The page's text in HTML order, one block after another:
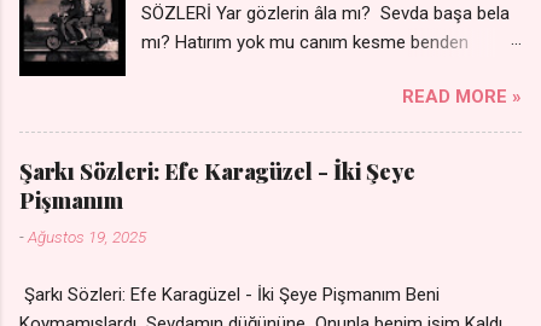
SÖZLERİ Yar gözlerin âla mı? Sevda başa bela
mı? Hatırım yok mu canım kesme benden
dünyayı durdururum Ben sana yoldaş olurum
kurban olurum.. - Sen gülümse bi yol bulurum
Yaslanırsan dağ olurum Ben sana sevda olurum
kurban olurum Can canım cananım Yar gözlerin
almış Sen de bana varman mı? - Sen üzülme bi
yoldaş olurum kurban olurum.. - Sen gülümse
READ MORE »
Şarkı Sözleri: Efe Karagüzel - İki Şeye
Pişmanım
-Ağustos 19, 2025
Şarkı Sözleri: Efe Karagüzel - İki Şeye Pişmanım Beni